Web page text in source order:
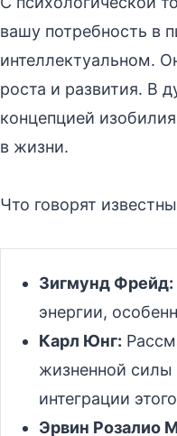
вашу потребность в
интеллектуальном.
роста и развития. В
концепцией
в жизни.
Что говорят
Зигмунд Фрейд:
энергии,
Карл Юнг:
жизненной силы
интеграции
Эрвин Розалио